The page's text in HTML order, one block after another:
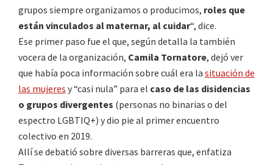
grupos siempre organizamos o producimos, roles que
están vinculados al maternar, al cuidar“, dice.
Ese primer paso fue el que, según detalla la también
vocera de la organización, Camila Tornatore, dejó ver
que había poca información sobre cuál era la situación de
las mujeres y “casi nula” para el caso de las disidencias
o grupos divergentes (personas no binarias o del
espectro LGBTIQ+) y dio pie al primer encuentro
colectivo en 2019.
Allí se debatió sobre diversas barreras que, enfatiza